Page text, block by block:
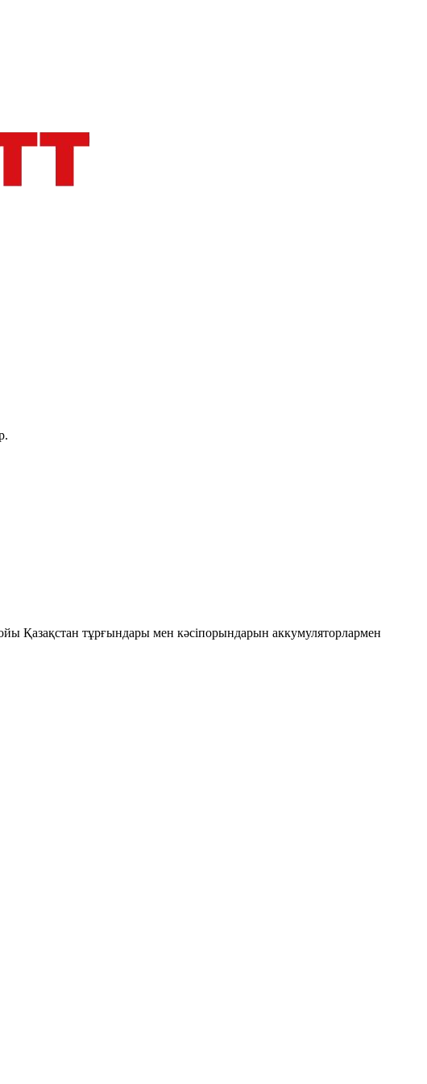
Қазақстан тұрғындары мен кәсіпорындарын аккумуляторлармен